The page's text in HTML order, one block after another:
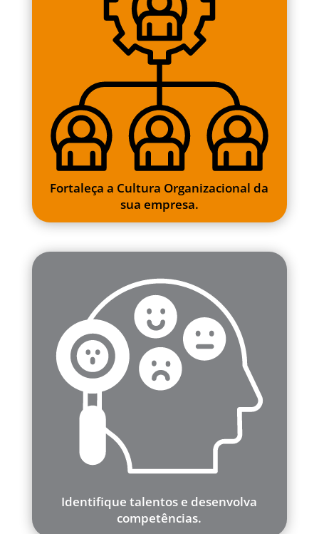
Fortaleça a Cultura Organizacional da
sua empresa.
Identifique talentos e desenvolva
competências.